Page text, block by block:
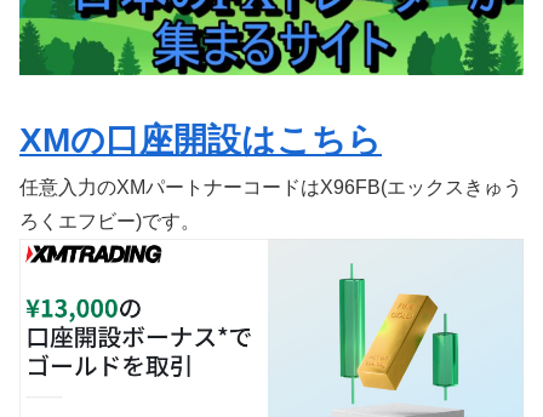
XMの口座開設はこちら
任意入力のXMパートナーコードはX96FB(エックスきゅう
ろくエフビー)です。